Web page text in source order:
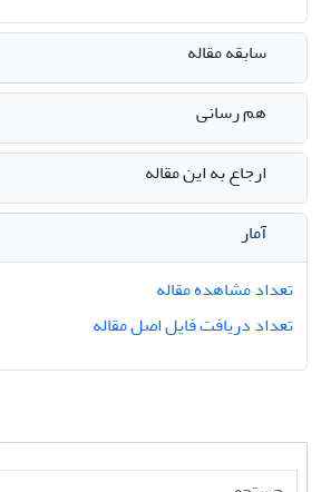
سابقه مقاله
هم رسانی
ارجاع به این مقاله
آمار
تعداد مشاهده مقاله
تعداد دریافت فایل اصل مقاله